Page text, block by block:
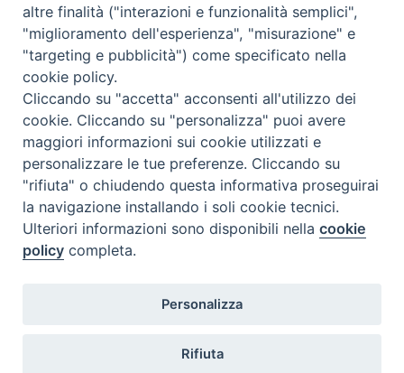
Orario di segreteria
Lunedì 17.30-19.30
Martedì 17.30-19.30
Mercoledì 17.30-19.30
Giovedì 17.30-19.30
Venerdì chiuso
Sabato 9.30-11.30
Privacy e sicurezza
altre finalità ("interazioni e funzionalità semplici",
"miglioramento dell'esperienza", "misurazione" e
"targeting e pubblicità") come specificato nella
cookie policy.
Cliccando su "accetta" acconsenti all'utilizzo dei
cookie. Cliccando su "personalizza" puoi avere
maggiori informazioni sui cookie utilizzati e
personalizzare le tue preferenze. Cliccando su
"rifiuta" o chiudendo questa informativa proseguirai
la navigazione installando i soli cookie tecnici.
Ulteriori informazioni sono disponibili nellacookie
policy completa.
Personalizza
Rifiuta